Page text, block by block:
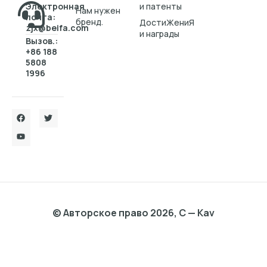
Электронная
почта:
zjx@beifa.com
Вызов.:
+86 188
5808
1996
Нам нужен
бренд.
и патенты
ДостиЖениЯ
и награды
© Авторское право 2026, C — Kav